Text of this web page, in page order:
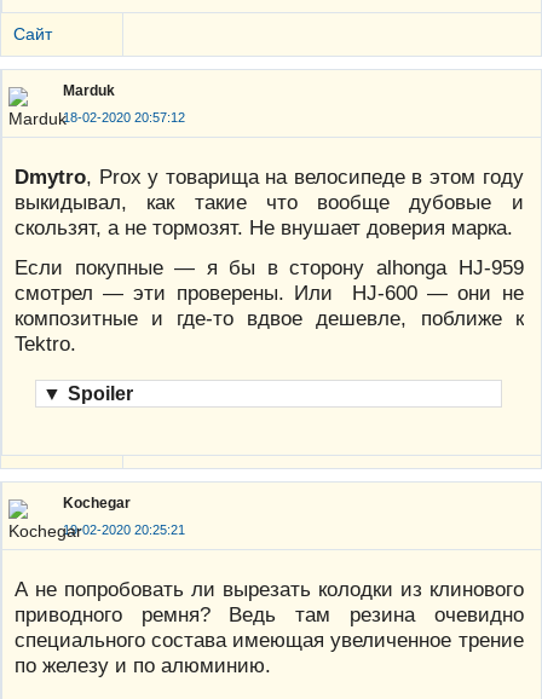
Сайт
Marduk
18-02-2020 20:57:12
Dmytro, Prox у товарища на велосипеде в этом году
выкидывал, как такие что вообще дубовые и
скользят, а не тормозят. Не внушает доверия марка.
Если покупные — я бы в сторону alhonga HJ-959
смотрел — эти проверены. Или HJ-600 — они не
композитные и где-то вдвое дешевле, поближе к
Tektro.
▼ Spoiler
Kochegar
19-02-2020 20:25:21
А не попробовать ли вырезать колодки из клинового
приводного ремня? Ведь там резина очевидно
специального состава имеющая увеличенное трение
по железу и по алюминию.